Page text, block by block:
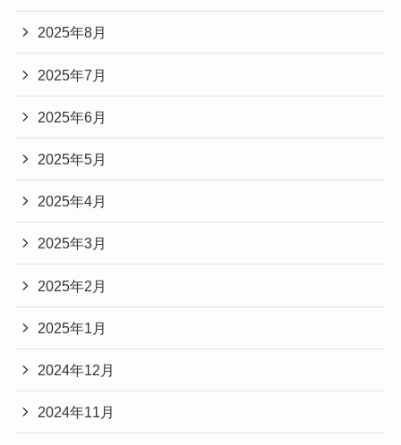
2025年8月
2025年7月
2025年6月
2025年5月
2025年4月
2025年3月
2025年2月
2025年1月
2024年12月
2024年11月